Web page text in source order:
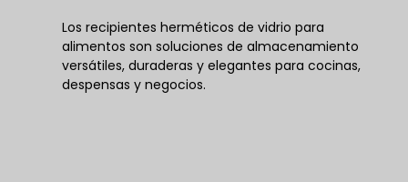
Los recipientes herméticos de vidrio para
alimentos son soluciones de almacenamiento
versátiles, duraderas y elegantes para cocinas,
despensas y negocios.